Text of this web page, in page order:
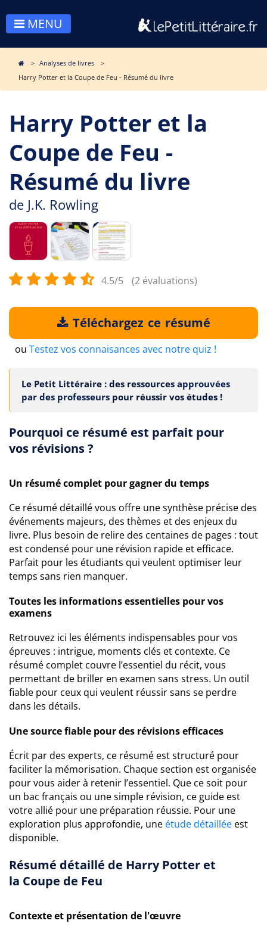
MENU
Analyses de livres
Harry Potter et la Coupe de Feu - Résumé du livre
Harry Potter et la
Coupe de Feu -
Résumé du livre
de J.K. Rowling
4.5/5 (2 évaluations)
Téléchargez ce résumé
ou Testez vos connaisances avec notre quiz !
Le Petit Littéraire : des ressources approuvées
par des professeurs pour réussir vos études !
Pourquoi ce résumé est parfait pour
vos révisions ?
Un résumé complet pour gagner du temps
Ce résumé détaillé vous offre une synthèse précise des
événements majeurs, des thèmes et des enjeux du
livre. Plus besoin de relire des centaines de pages : tout
est condensé pour une révision rapide et efficace.
Parfait pour les étudiants qui veulent optimiser leur
temps sans rien manquer.
Toutes les informations essentielles pour vos
examens
Retrouvez ici les éléments indispensables pour vos
épreuves : intrigue, moments clés et contexte. Ce
résumé complet couvre l’essentiel du récit, vous
permettant de briller en examen sans stress. Un outil
fiable pour ceux qui veulent réussir sans se perdre
dans les détails.
Une source fiable pour des révisions efficaces
Écrit par des experts, ce résumé est structuré pour
faciliter la mémorisation. Chaque section est organisée
pour vous aider à retenir l’essentiel. Que ce soit pour
un bac français ou une simple révision, ce guide est
votre allié pour une préparation réussie. Pour une
exploration plus approfondie, une étude détaillée est
disponible.
Résumé détaillé de Harry Potter et
la Coupe de Feu
Contexte et présentation de l'œuvre